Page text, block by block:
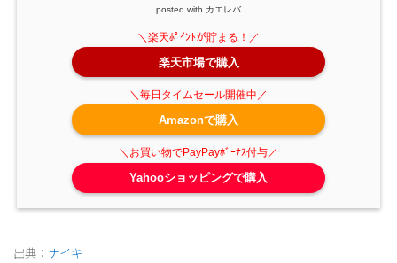
posted with カエレバ
楽天市場で購入
Amazonで購入
Yahooショッピングで購入
出典： ナイキ